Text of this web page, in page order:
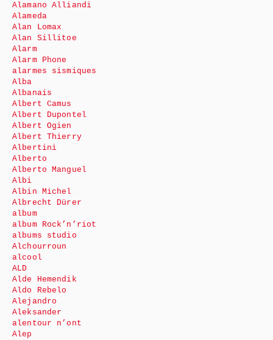
Alamano Alliandi
Alameda
Alan Lomax
Alan Sillitoe
Alarm
Alarm Phone
alarmes sismiques
Alba
Albanais
Albert Camus
Albert Dupontel
Albert Ogien
Albert Thierry
Albertini
Alberto
Alberto Manguel
Albi
Albin Michel
Albrecht Dürer
album
album Rock’n’riot
albums studio
Alchourroun
alcool
ALD
Alde Hemendik
Aldo Rebelo
Alejandro
Aleksander
alentour n’ont
Alep